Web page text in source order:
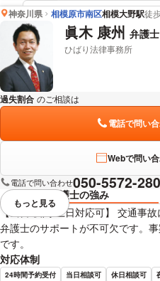
永田 将騎 弁護士
神奈川県 相模原市南区相模大野駅徒
眞木 康州 弁護士
ひばり法律事務所
過失割合 のご相談は
電話で問い
Webで問い
電話で問い合わせ050-5572-
弁護士の強み
【当日/夜間/土日対応可】 交通事
弁護士のサポートが不可欠です。
です。
対応体制
24時間予約受付 当日相談可 休日相談可
視覚的に省略されている要素を
もっと見る